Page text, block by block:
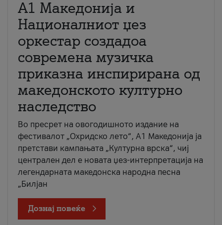
А1 Македонија и
Националниот џез
оркестар создадоа
современа музичка
приказна инспирирана од
македонското културно
наследство
Во пресрет на овогодишното издание на
фестивалот „Охридско лето“, А1 Македонија ја
претстави кампањата „Културна врска“, чиј
централен дел е новата џез-интерпретација на
легендарната македонска народна песна
„Билјан
Дознај повеќе